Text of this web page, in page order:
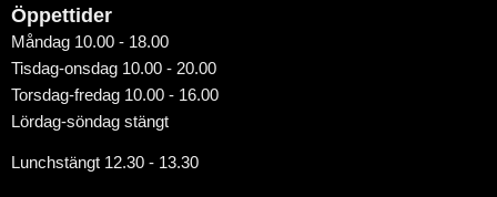
Öppettider
Måndag 10.00 - 18.00
Tisdag-onsdag 10.00 - 20.00
Torsdag-fredag 10.00 - 16.00
Lördag-söndag stängt
Lunchstängt 12.30 - 13.30